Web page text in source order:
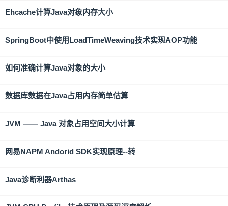
Ehcache计算Java对象内存大小
SpringBoot中使用LoadTimeWeaving技术实现AOP功能
如何准确计算Java对象的大小
数据库数据在Java占用内存简单估算
JVM —— Java 对象占用空间大小计算
网易NAPM Andorid SDK实现原理--转
Java诊断利器Arthas